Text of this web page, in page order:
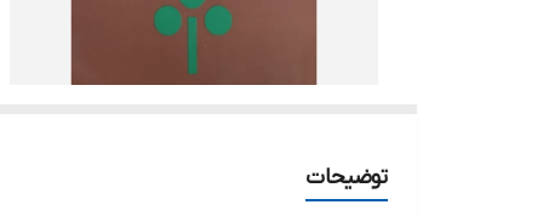
توضیحات